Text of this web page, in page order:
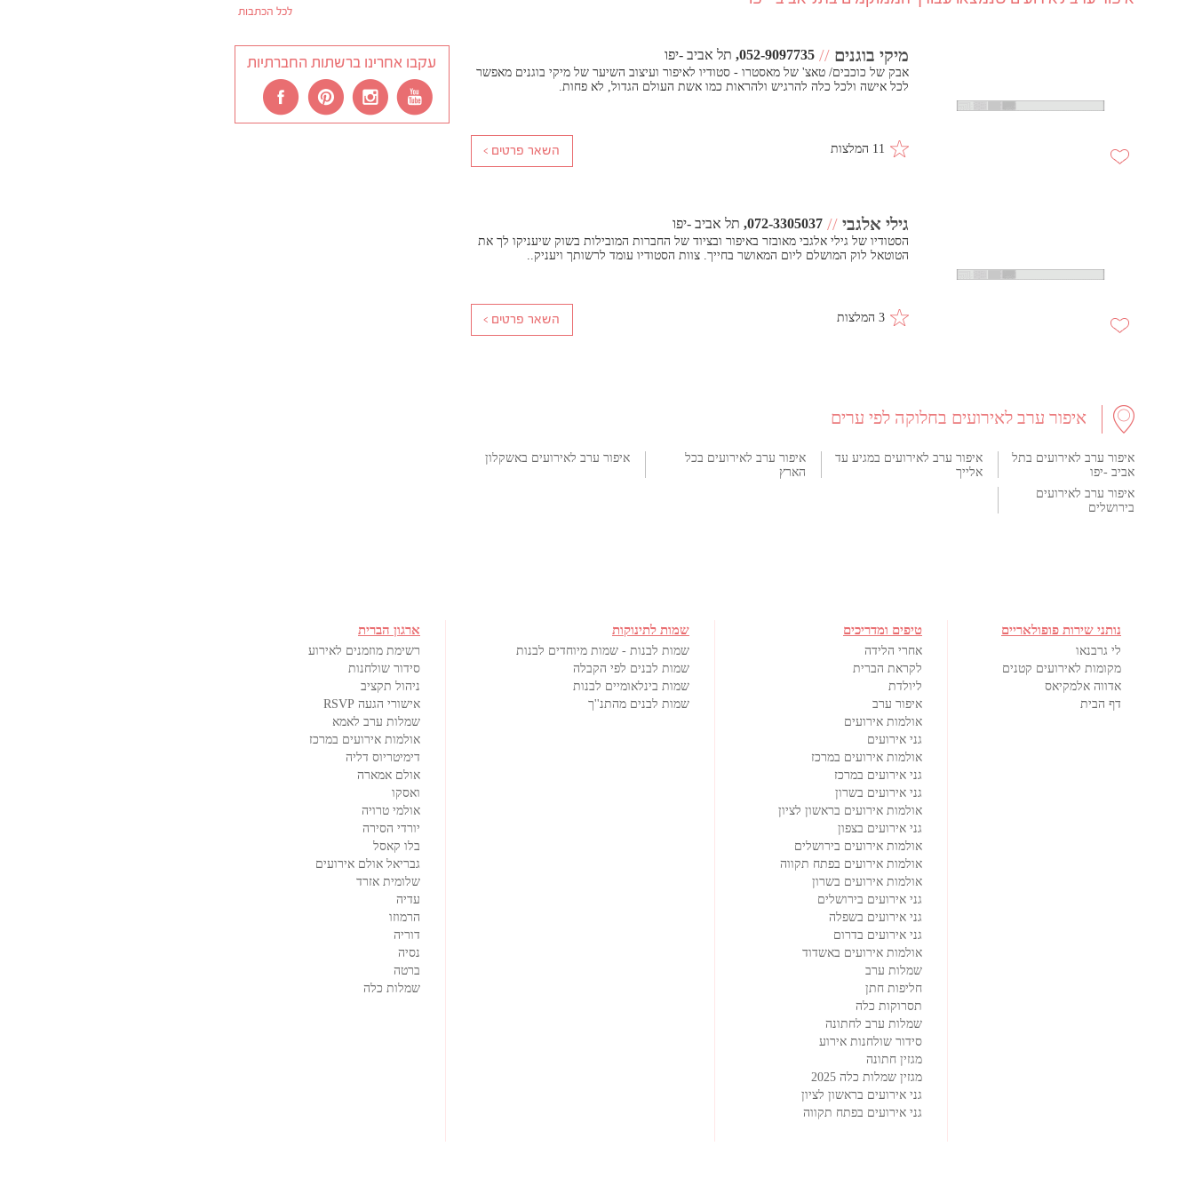
מיקי בוגנים //
052-9097735 תל אביב -יפו
אבק של כוכבים/ טאצ' של מאסטרו - סטודיו לאיפור ועיצוב השיער של מיקי בוגנים מאפשר
לכל אישה ולכל כלה להרגיש ולהראות כמו אשת העולם הגדול, לא פחות.
11 המלצות
גילי אלגבי //
072-3305037 תל אביב -יפו
הסטודיו של גילי אלגבי מאובזר באיפור ובציוד של החברות המובילות בשוק שיעניקו לך את
הטוטאל לוק המושלם ליום המאושר בחייך. צוות הסטודיו עומד לרשותך ויעניק..
3 המלצות
איפור ערב לאירועים בחלוקה לפי ערים
איפור ערב לאירועים בתל
אביב -יפו
איפור ערב לאירועים במגיע עד
אלייך
איפור ערב לאירועים בכל
הארץ
איפור ערב לאירועים באשקלון
איפור ערב לאירועים
בירושלים
לכל הכתבות
עקבו אחרינו ברשתות החברתיות
נותני שירות פופולאריים
לי גרבנאו
מקומות לאירועים קטנים
אדווה אלמקיאס
דף הבית
טיפים ומדריכים
אחרי הלידה
לקראת הברית
ליולדת
איפור ערב
אולמות אירועים
גני אירועים
אולמות אירועים במרכז
גני אירועים במרכז
גני אירועים בשרון
אולמות אירועים בראשון לציון
גני אירועים בצפון
אולמות אירועים בירושלים
אולמות אירועים בפתח תקווה
אולמות אירועים בשרון
גני אירועים בירושלים
גני אירועים בשפלה
גני אירועים בדרום
אולמות אירועים באשדוד
שמלות ערב
חליפות חתן
תסרוקות כלה
שמלות ערב לחתונה
סידור שולחנות אירוע
מגזין חתונה
מגזין שמלות כלה 2025
גני אירועים בראשון לציון
גני אירועים בפתח תקווה
שמות לתינוקות
שמות לבנות - שמות מיוחדים לבנות
שמות לבנים לפי הקבלה
שמות בינלאומיים לבנות
שמות לבנים מהתנ''ך
ארגון הברית
רשימת מוזמנים לאירוע
סידור שולחנות
ניהול תקציב
אישורי הגעה RSVP
שמלות ערב לאמא
אולמות אירועים במרכז
דימיטריוס דליה
אולם אמארה
ואסקו
אולמי טרויה
יורדי הסירה
בלו קאסל
גבריאל אולם אירועים
שלומית אזרד
עדיה
הרמוזו
דוריה
נסיה
ברטה
שמלות כלה